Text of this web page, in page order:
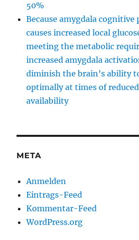
50%
Because amygdala cognitive
causes increased local
meeting the metabolic
increased amygdala
diminish the brain’s ability
optimally at times of
availability
META
Anmelden
Eintrags-Feed
Kommentar-Feed
WordPress.org